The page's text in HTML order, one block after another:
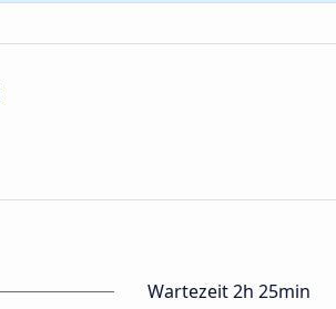
Wartezeit 2h 25min